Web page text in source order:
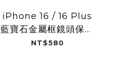
iPhone 16 / 16 Plus
藍寶石金屬框鏡頭保護
貼
NT$580